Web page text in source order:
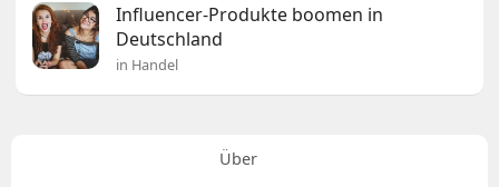
Influencer-Produkte boomen in
Deutschland
in Handel
Über